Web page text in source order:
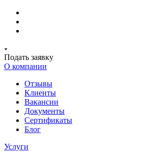
Подать заявку
О компании
Отзывы
Клиенты
Вакансии
Документы
Сертификаты
Блог
Услуги